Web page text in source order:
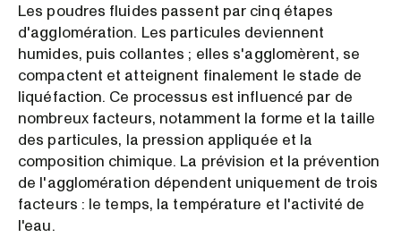
Les poudres fluides passent par cinq étapes
d'agglomération. Les particules deviennent
humides, puis collantes ; elles s'agglomèrent, se
compactent et atteignent finalement le stade de
liquéfaction. Ce processus est influencé par de
nombreux facteurs, notamment la forme et la taille
des particules, la pression appliquée et la
composition chimique. La prévision et la prévention
de l'agglomération dépendent uniquement de trois
facteurs : le temps, la température et l'activité de
l'eau.